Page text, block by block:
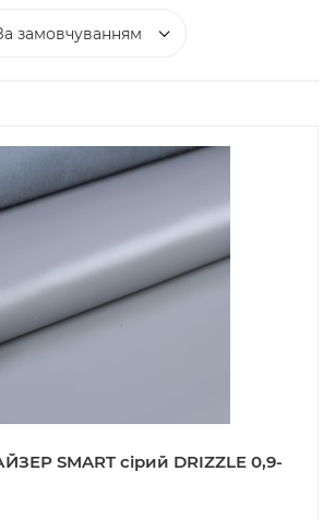
замовчуванням
SMART сірий DRIZZLE 0,9-